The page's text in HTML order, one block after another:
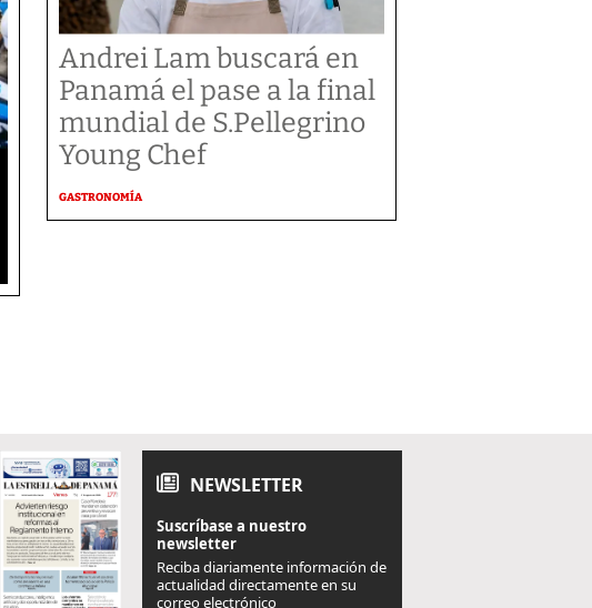
Andrei Lam buscará en
Panamá el pase a la final
mundial de S.Pellegrino
Young Chef
GASTRONOMÍA
NEWSLETTER
Suscríbase a nuestro
newsletter
Reciba diariamente información de
actualidad directamente en su
correo electrónico